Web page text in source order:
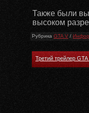
Также были
высоком
Рубрика GTA V /
Третий трейлер